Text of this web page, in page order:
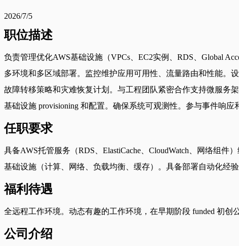
2026/7/5
职位描述
负责管理优化AWS基础设施（VPCs、EC2实例、RDS、Global
多环境和多区域部署。监控维护应用可用性、流量路由和性能。
故障转移策略和灾难恢复计划。与工程团队紧密合作支持微服务
基础设施 provisioning 和配置。确保系统可观测性。参与事件响应
任职要求
具备AWS托管服务（RDS、ElastiCache、CloudWatch、网络组
基础设施（计算、网络、负载均衡、缓存）。具备部署自动化经
福利待遇
全远程工作环境。动态有趣的工作环境，在早期阶段 funded 初
公司介绍